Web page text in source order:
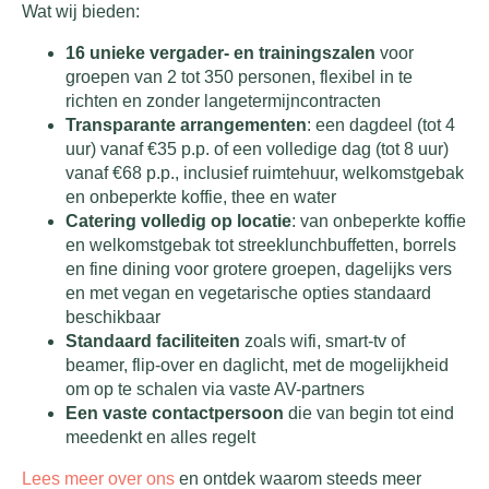
Wat wij bieden:
16 unieke vergader- en trainingszalen voor
groepen van 2 tot 350 personen, flexibel in te
richten en zonder langetermijncontracten
Transparante arrangementen: een dagdeel (tot 4
uur) vanaf €35 p.p. of een volledige dag (tot 8 uur)
vanaf €68 p.p., inclusief ruimtehuur, welkomstgebak
en onbeperkte koffie, thee en water
Catering volledig op locatie: van onbeperkte koffie
en welkomstgebak tot streeklunchbuffetten, borrels
en fine dining voor grotere groepen, dagelijks vers
en met vegan en vegetarische opties standaard
beschikbaar
Standaard faciliteiten zoals wifi, smart-tv of
beamer, flip-over en daglicht, met de mogelijkheid
om op te schalen via vaste AV-partners
Een vaste contactpersoon die van begin tot eind
meedenkt en alles regelt
Lees meer over ons en ontdek waarom steeds meer